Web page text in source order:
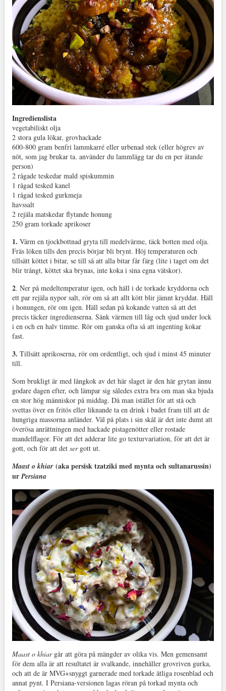
Ingredienslista
vegetabiliskt olja
2 stora gula lökar, grovhackade
600-800 gram benfri lammkarré eller urbenad stek (eller högrev av
nöt, som jag brukar ta. använder du lammlägg tar du en per ätande
person)
2 rågade teskedar mald spiskummin
1 rågad tesked kanel
1 rågad tesked gurkmeja
havssalt
2 rejäla matskedar flytande honung
250 gram torkade aprikoser
1. Värm en tjockbottnad gryta till medelvärme, täck botten med olja.
Fräs löken tills den precis börjar bli brynt. Höj temperaturen och
tillsätt köttet i bitar, se till så att alla bitar får färg (lite i taget om det
blir trångt, köttet ska brynas, inte koka i sina egna vätskor).
2. Ner på medeltemperatur igen, och häll i de torkade kryddorna och
ett par rejäla nypor salt, rör om så att allt kött blir jämnt kryddat. Häll
i honungen, rör om igen. Häll sedan på kokande vatten så att det
precis täcker ingredienserna. Sänk värmen till låg och sjud under lock
i en och en halv timme. Rör om ganska ofta så att ingenting kokar
fast.
3. Tillsätt aprikoserna, rör om ordentligt, och sjud i minst 45 minuter
till.
Som brukligt är med långkok av det här slaget är den här grytan ännu
godare dagen efter, och lämpar sig således extra bra om man ska bjuda
en stor hög människor på middag. Då man istället för att stå och
svettas över en fritös eller liknande ta en drink i badet fram till att de
hungriga massorna anländer. Väl på plats i sin skål är det inte dumt att
överösa anrättningen med hackade pistagenötter eller rostade
mandelflagor. För att det adderar lite go texturvariation, för att det är
gott, och för att det sergott ut.
Maast o khiar(aka persisk tzatziki med mynta och sultanarussin)
urPersiana
Maast o khiargår att göra på mängder av olika vis. Men gemensamt
för dem alla är att resultatet är svalkande, innehåller grovriven gurka,
och att de är MVG+snyggt garnerade med torkade ätliga rosenblad och
annat pynt. I Persiana-versionen lagas röran på torkad mynta och